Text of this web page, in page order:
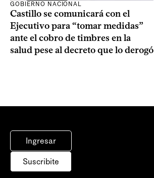
GOBIERNO NACIONAL
Castillo se comunicará con el
Ejecutivo para “tomar medidas”
ante el cobro de timbres en la
salud pese al decreto que lo derogó
Ingresar
Suscribite